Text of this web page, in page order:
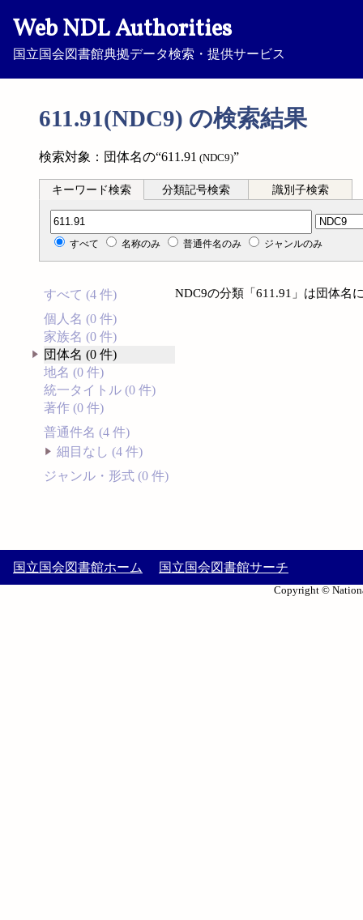
Web NDL Authorities
国立国会図書館典拠データ検索・提供サービス
611.91(NDC9) の検索結果
検索対象：団体名の“611.91 (NDC9)”
キーワード検索 分類記号検索 識別子検索
分類記号検索
すべて 名称のみ 普通件名のみ ジャンルのみ
すべて (4 件)
個人名 (0 件)
家族名 (0 件)
団体名 (0 件)
地名 (0 件)
統一タイトル (0 件)
著作 (0 件)
普通件名 (4 件)
細目なし (4 件)
ジャンル・形式 (0 件)
NDC9の分類「611.91」は団体名
国立国会図書館ホーム 国立国会図書館サーチ
Copyright ©